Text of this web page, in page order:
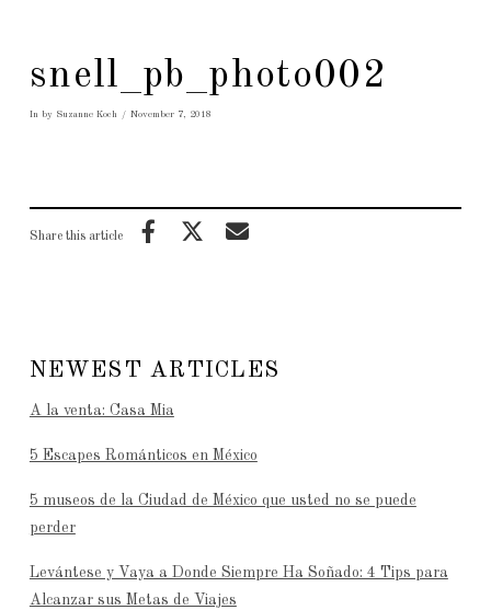
snell_pb_photo002
In by Suzanne Koch November 7, 2018
Share this article
NEWEST ARTICLES
A la venta: Casa Mia
5 Escapes Románticos en México
5 museos de la Ciudad de México que usted no se puede
perder
Levántese y Vaya a Donde Siempre Ha Soñado: 4 Tips para
Alcanzar sus Metas de Viajes